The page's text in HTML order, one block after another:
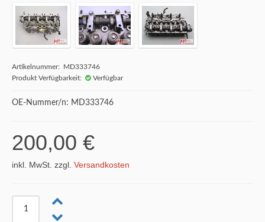
Artikelnummer: MD333746
Produkt Verfügbarkeit:
Verfügbar
OE-Nummer/n: MD333746
200,00 €
inkl. MwSt. zzgl. Versandkosten